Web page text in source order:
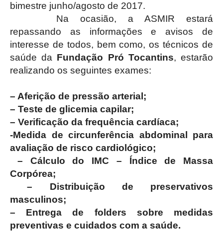
bimestre junho/agosto de 2017.
Na ocasião, a ASMIR estará
repassando as informações e avisos de
interesse de todos, bem como, os técnicos de
saúde da Fundação Pró Tocantins, estarão
realizando os seguintes exames:
– Aferição de pressão arterial;
– Teste de glicemia capilar;
– Verificação da frequência cardíaca;
-Medida de circunferência abdominal para
avaliação de risco cardiológico;
– Cálculo do IMC – Índice de Massa
Corpórea;
– Distribuição de preservativos
masculinos;
– Entrega de folders sobre medidas
preventivas e cuidados com a saúde.